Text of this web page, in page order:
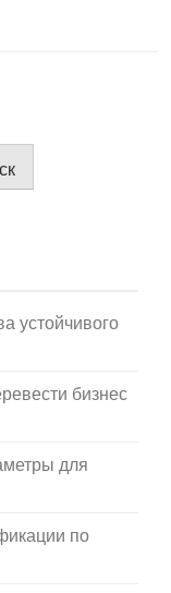
устойчивого
бизнес
для
по